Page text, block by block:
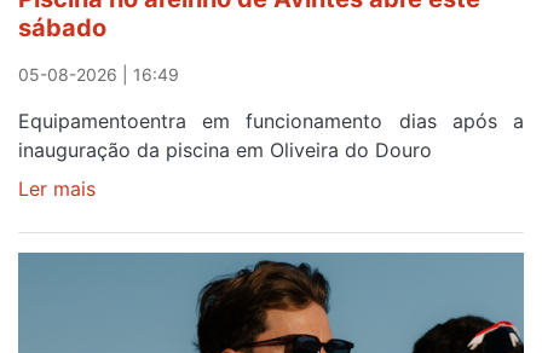
após
campanha
reforço
sábado
05-08-2026 | 16:49
Equipamentoentra em funcionamento dias após a
inauguração da piscina em Oliveira do Douro
Ler mais
no